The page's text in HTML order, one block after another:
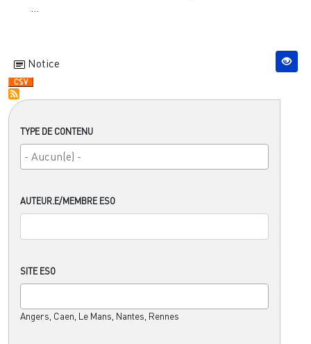
TYPE DE CONTENU
AUTEUR.E/MEMBRE ESO
SITE ESO
Angers, Caen, Le Mans, Nantes, Rennes
Notice